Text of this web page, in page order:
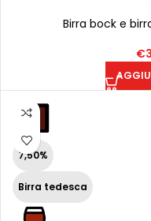
Birra bock e
€
7,50%
Birra tedesca